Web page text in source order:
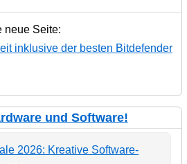
neue Seite:
inklusive der besten Bitdefender
und Software!
2026: Kreative Software-